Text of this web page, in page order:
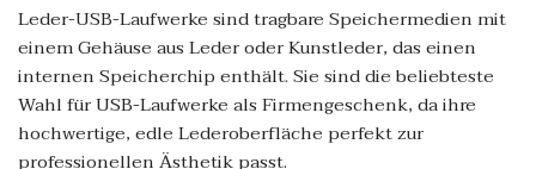
Leder-USB-Laufwerke sind tragbare Speichermedien mit
einem Gehäuse aus Leder oder Kunstleder, das einen
internen Speicherchip enthält. Sie sind die beliebteste
Wahl für USB-Laufwerke als Firmengeschenk, da ihre
hochwertige, edle Lederoberfläche perfekt zur
professionellen Ästhetik passt.